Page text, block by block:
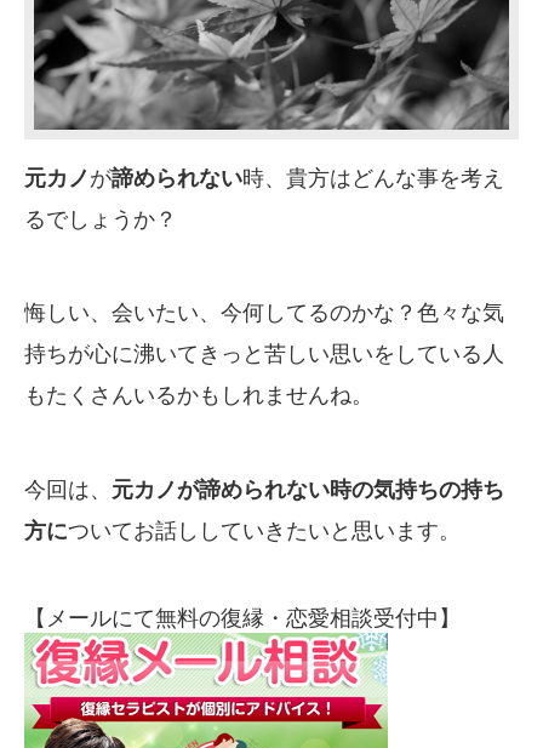
元カノ が諦められない時、貴方はどんな事を考え
るでしょうか？
悔しい、会いたい、今何してるのかな？色々な気
持ちが心に沸いてきっと苦しい思いをしている人
もたくさんいるかもしれませんね。
今回は、 元カノが諦められない時の気持ちの持ち
方についてお話ししていきたいと思います。
【メールにて無料の復縁・恋愛相談受付中】